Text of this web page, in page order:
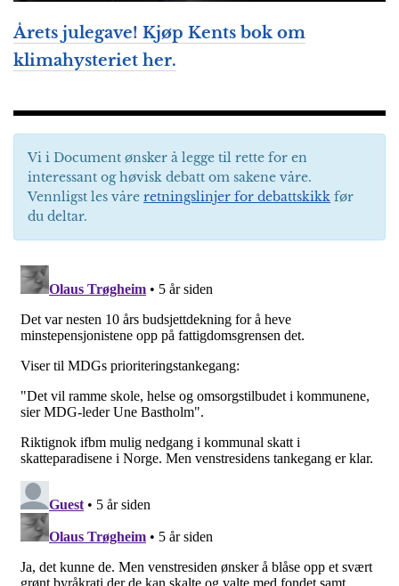
Årets julegave! Kjøp Kents bok om
klimahysteriet her.
Vi i Document ønsker å legge til rette for en
interessant og høvisk debatt om sakene våre.
Vennligst les våre retningslinjer for debattskikk før
du deltar.